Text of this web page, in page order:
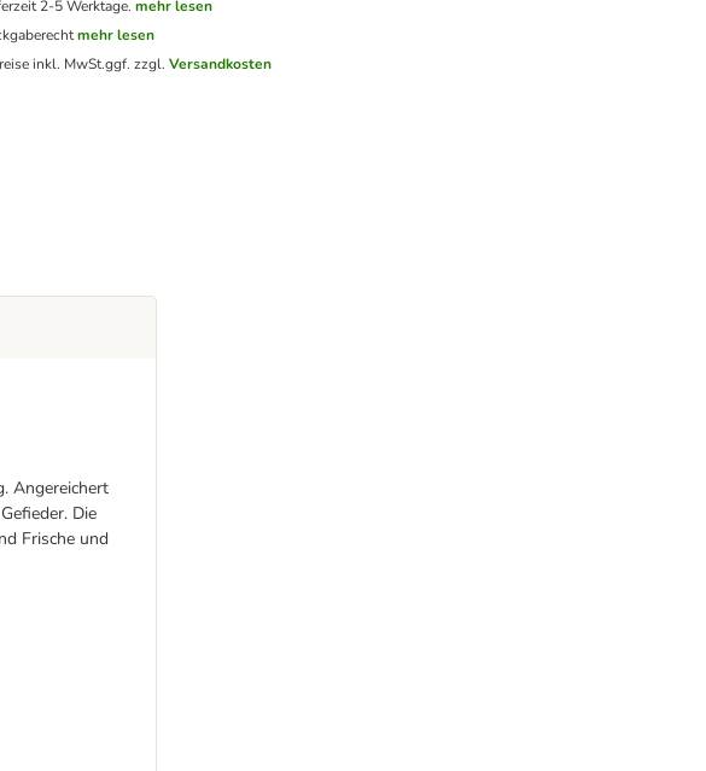
2-5 Werktage. mehr lesen
mehr lesen
inkl. MwSt.ggf. zzgl. Versandkosten
Angereichert
Die
Frische und